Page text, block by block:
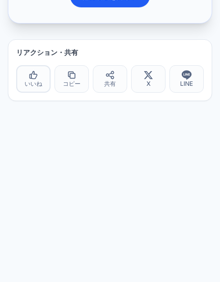
リアクション・共有
いいね コピー 共有 X LINE